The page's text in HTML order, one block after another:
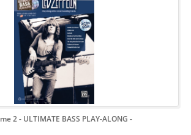
2 - ULTIMATE BASS PLAY-ALONG -